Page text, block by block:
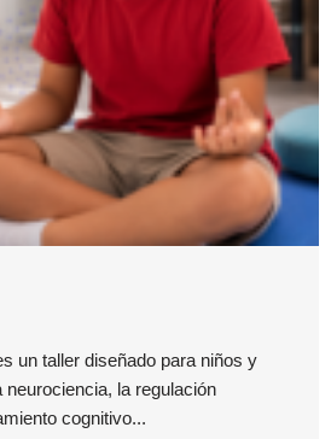
un taller diseñado para niños y
la regulación
cognitivo...